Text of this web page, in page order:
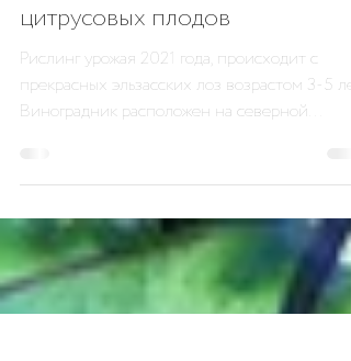
13 июн. 2022 г.
1 мин. чтения
«Reisling-Silvaner» 🍷 Холодный
меч, пронзающий корзину
Рислинг урожая 2021 года, происходит с
Виноградник расположен на северной
стороне...